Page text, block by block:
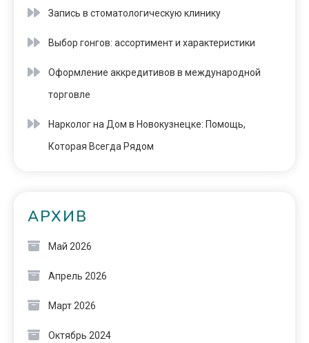
Запись в стоматологическую клинику
Выбор гонгов: ассортимент и характеристики
Оформление аккредитивов в международной
торговле
Нарколог на Дом в Новокузнецке: Помощь,
Которая Всегда Рядом
АРХИВ
Май 2026
Апрель 2026
Март 2026
Октябрь 2024